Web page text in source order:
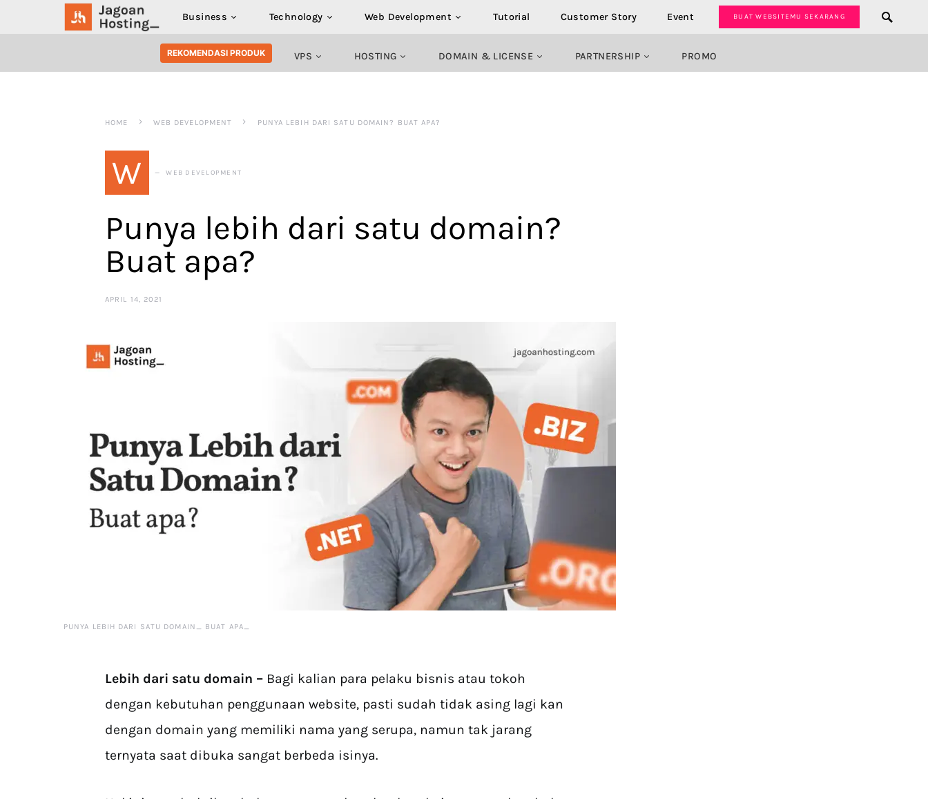
Business Technology Web Development Tutorial Customer Story Event BUAT WEBSITEMU SEKARANG
SEARCH FOR:
REKOMENDASI PRODUK VPS HOSTING DOMAIN & LICENSE PARTNERSHIP PROMO
HOME WEB DEVELOPMENT PUNYA LEBIH DARI SATU DOMAIN? BUAT APA?
W WEB DEVELOPMENT
Punya lebih dari satu domain?
Buat apa?
APRIL 14, 2021
PUNYA LEBIH DARI SATU DOMAIN_ BUAT APA_
Lebih dari satu domain – Bagi kalian para pelaku bisnis atau tokoh
dengan kebutuhan penggunaan website, pasti sudah tidak asing lagi kan
dengan domain yang memiliki nama yang serupa, namun tak jarang
ternyata saat dibuka sangat berbeda isinya.